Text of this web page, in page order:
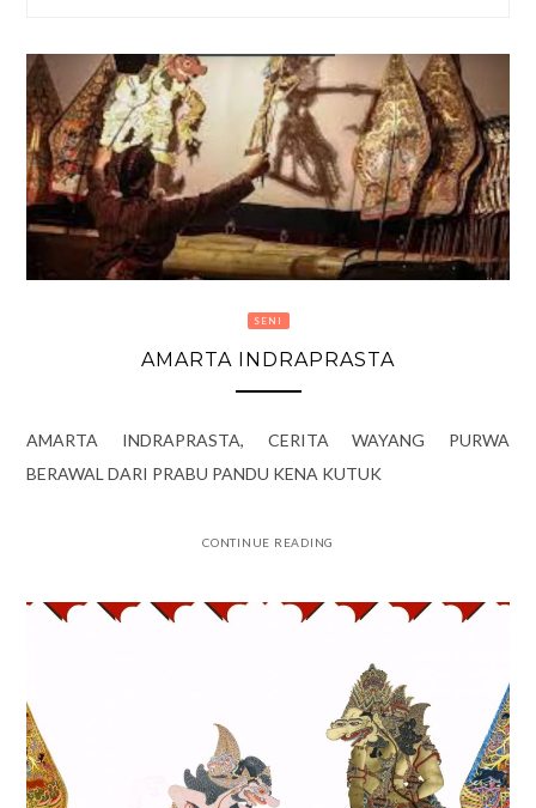
SENI
AMARTA INDRAPRASTA
AMARTA INDRAPRASTA, CERITA WAYANG PURWA
BERAWAL DARI PRABU PANDU KENA KUTUK
CONTINUE READING